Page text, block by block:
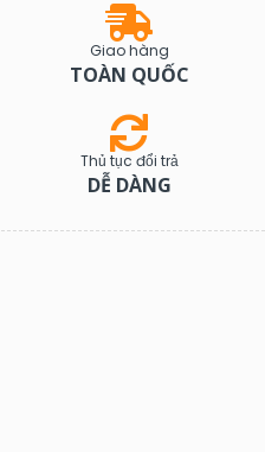
Giao hàng
TOÀN QUỐC
Thủ tục đổi trả
DỄ DÀNG